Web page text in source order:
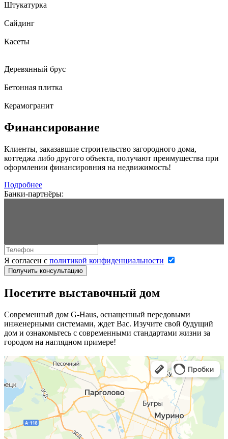
Штукатурка
Сайдинг
Касеты
Деревянный брус
Бетонная плитка
Керамогранит
Финансирование
Клиенты, заказавшие строительство загородного дома,
коттеджа либо другого объекта, получают преимущества при
оформлении финансировния на недвижимость!
Подробнее
Банки-партнёры:
Я согласен с политикой конфиденциальности
Получить консультацию
Посетите выставочный дом
Современный дом G-Haus, оснащенный передовыми
инженерными системами, ждет Вас. Изучите свой будущий
дом и ознакомьтесь с современными стандартами жизни за
городом на наглядном примере!